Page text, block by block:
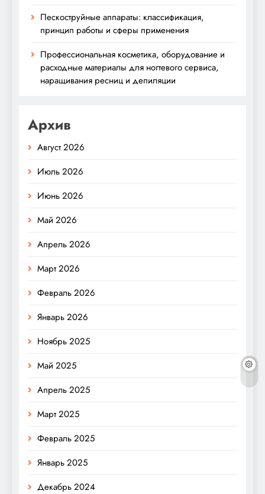
Пескоструйные аппараты: классификация,
принцип работы и сферы применения
Профессиональная косметика, оборудование и
расходные материалы для ногтевого сервиса,
наращивания ресниц и депиляции
Архив
Август 2026
Июль 2026
Июнь 2026
Май 2026
Апрель 2026
Март 2026
Февраль 2026
Январь 2026
Ноябрь 2025
Май 2025
Апрель 2025
Март 2025
Февраль 2025
Январь 2025
Декабрь 2024